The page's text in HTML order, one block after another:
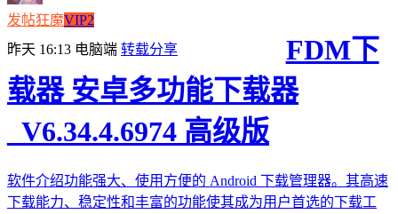
发帖狂魔VIP2
昨天 16:13 电脑端 转载分享
FDM下
载器 安卓多功能下载器
_V6.34.4.6974 高级版
软件介绍功能强大、使用方便的 Android 下载管理器。其高速
下载能力、稳定性和丰富的功能使其成为用户首选的下载工